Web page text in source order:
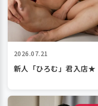
2026.07.21
新人「ひろむ」君入店★